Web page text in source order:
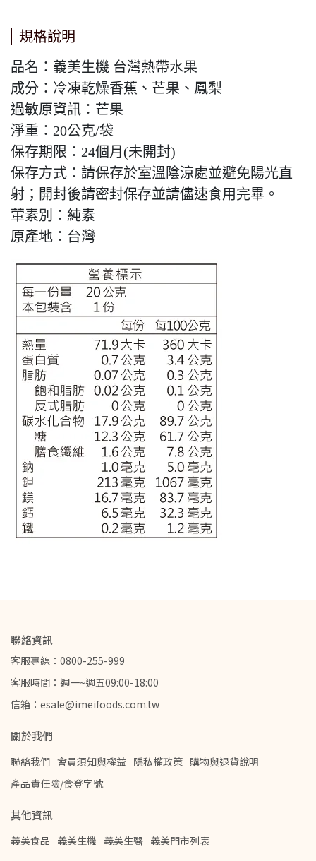
規格說明
品名：義美生機 台灣熱帶水果
成分：冷凍乾燥香蕉、芒果、鳳梨
過敏原資訊：芒果
淨重：20公克/袋
保存期限：24個月(未開封)
保存方式：請保存於室溫陰涼處並避免陽光直
射；開封後請密封保存並請儘速食用完畢。
葷素別：純素
原產地：台灣
聯絡資訊
客服專線：0800-255-999
客服時間：週一~週五09:00-18:00
信箱：esale@imeifoods.com.tw
關於我們
聯絡我們 會員須知與權益 隱私權政策 購物與退貨說明
產品責任險/食登字號
其他資訊
義美食品 義美生機 義美生醫 義美門市列表